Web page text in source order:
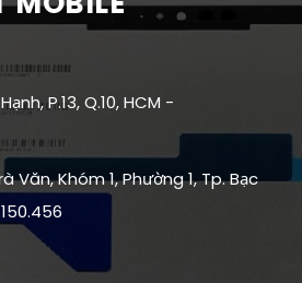
P.13, Q.10, HCM -
Văn, Khóm 1, Phường 1, Tp. Bạc